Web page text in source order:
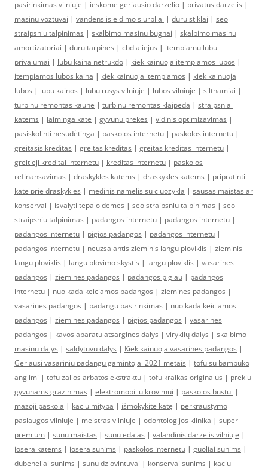
pasirinkimas vilniuje | ieskome geriausio darzelio | privatus darzelis |
masinu voztuvai | vandens isleidimo siurbliai | duru stiklai | seo
straipsniu talpinimas | skalbimo masinu bugnai | skalbimo masinu
amortizatoriai | duru tarpines | cbd aliejus | itempiamu lubu
privalumai | lubu kaina netrukdo | kiek kainuoja itempiamos lubos |
itempiamos lubos kaina | kiek kainuoja itempiamos | kiek kainuoja
lubos | lubu kainos | lubu rusys vilniuje | lubos vilniuje | siltnamiai |
turbinu remontas kaune | turbinu remontas klaipeda | straipsniai
katems | laiminga kate | gyvunu prekes | vidinis optimizavimas |
pasiskolinti nesudėtinga | paskolos internetu | paskolos internetu |
greitasis kreditas | greitas kreditas | greitas kreditas internetu |
greitieji kreditai internetu | kreditas internetu | paskolos
refinansavimas | draskykles katems | draskykles katems | pripratinti
kate prie draskykles | medinis namelis su ciuozykla | sausas maistas ar
konservai | isvalyti tepalo demes | seo straipsniu talpinimas | seo
straipsniu talpinimas | padangos internetu | padangos internetu |
padangos internetu | pigios padangos | padangos internetu |
padangos internetu | neuzsalantis zieminis langu ploviklis | zieminis
langu ploviklis | langu plovimo skystis | langu ploviklis | vasarines
padangos | ziemines padangos | padangos pigiau | padangos
internetu | nuo kada keiciamos padangos | ziemines padangos |
vasarines padangos | padangu pasirinkimas | nuo kada keiciamos
padangos | ziemines padangos | pigios padangos | vasarines
padangos | kavos aparatu atsargines dalys | viryklių dalys | skalbimo
masinu dalys | saldytuvu dalys | Kiek kainuoja vasarines padangos |
Geriausi vasariniu padangu gamintojai 2021 metais | tofu su bambuko
anglimi | tofu zalios arbatos ekstraktu | tofu kraikas originalus | prekiu
gyvunams grazinimas | elektromobiliu krovimui | paskolos bustui |
mazoji paskola | kaciu mityba | išmokykite katę | perkraustymo
paslaugos vilniuje | meistras vilniuje | odontologijos klinika | super
premium | sunu maistas | sunu edalas | valandinis darzelis vilniuje |
josera katems | josera sunims | paskolos internetu | guoliai sunims |
dubeneliai sunims | sunu dziovintuvai | konservai sunims | kaciu